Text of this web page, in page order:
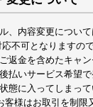
、内容変更につい
不可となりますの
返金を含めたキャン
払いサービス希望で
態に入ってしまって
客様はお取引を制限